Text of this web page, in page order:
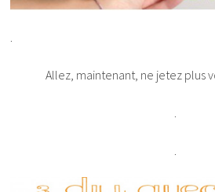
Allez, maintenant, ne jetez plus